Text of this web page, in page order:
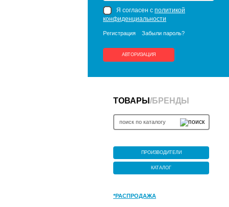
Я согласен с политикой
конфиденциальности
Регистрация Забыли пароль?
АВТОРИЗАЦИЯ
ТОВАРЫ /БРЕНДЫ
ПРОИЗВОДИТЕЛИ
КАТАЛОГ
*РАСПРОДАЖА